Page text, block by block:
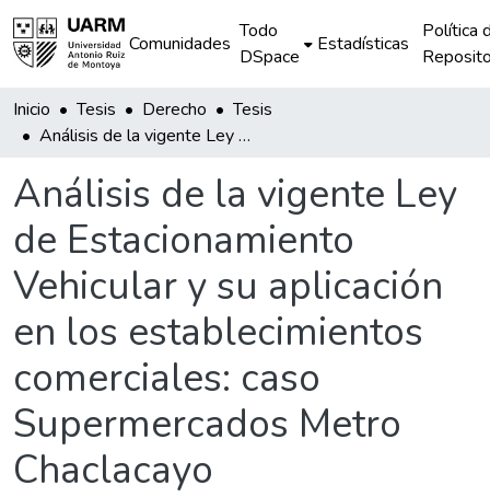
Comunidades
Todo
DSpace
Estadísticas
Política
Inicio Tesis Derecho
Tesis
Análisis de la vigente Ley de Estacionamiento Vehicular y su aplicación en los establecimientos comerciales: caso Supermercados Metro Chaclacayo
Análisis de la vigente Ley
de Estacionamiento
Vehicular y su aplicación
en los establecimientos
comerciales: caso
Supermercados Metro
Chaclacayo